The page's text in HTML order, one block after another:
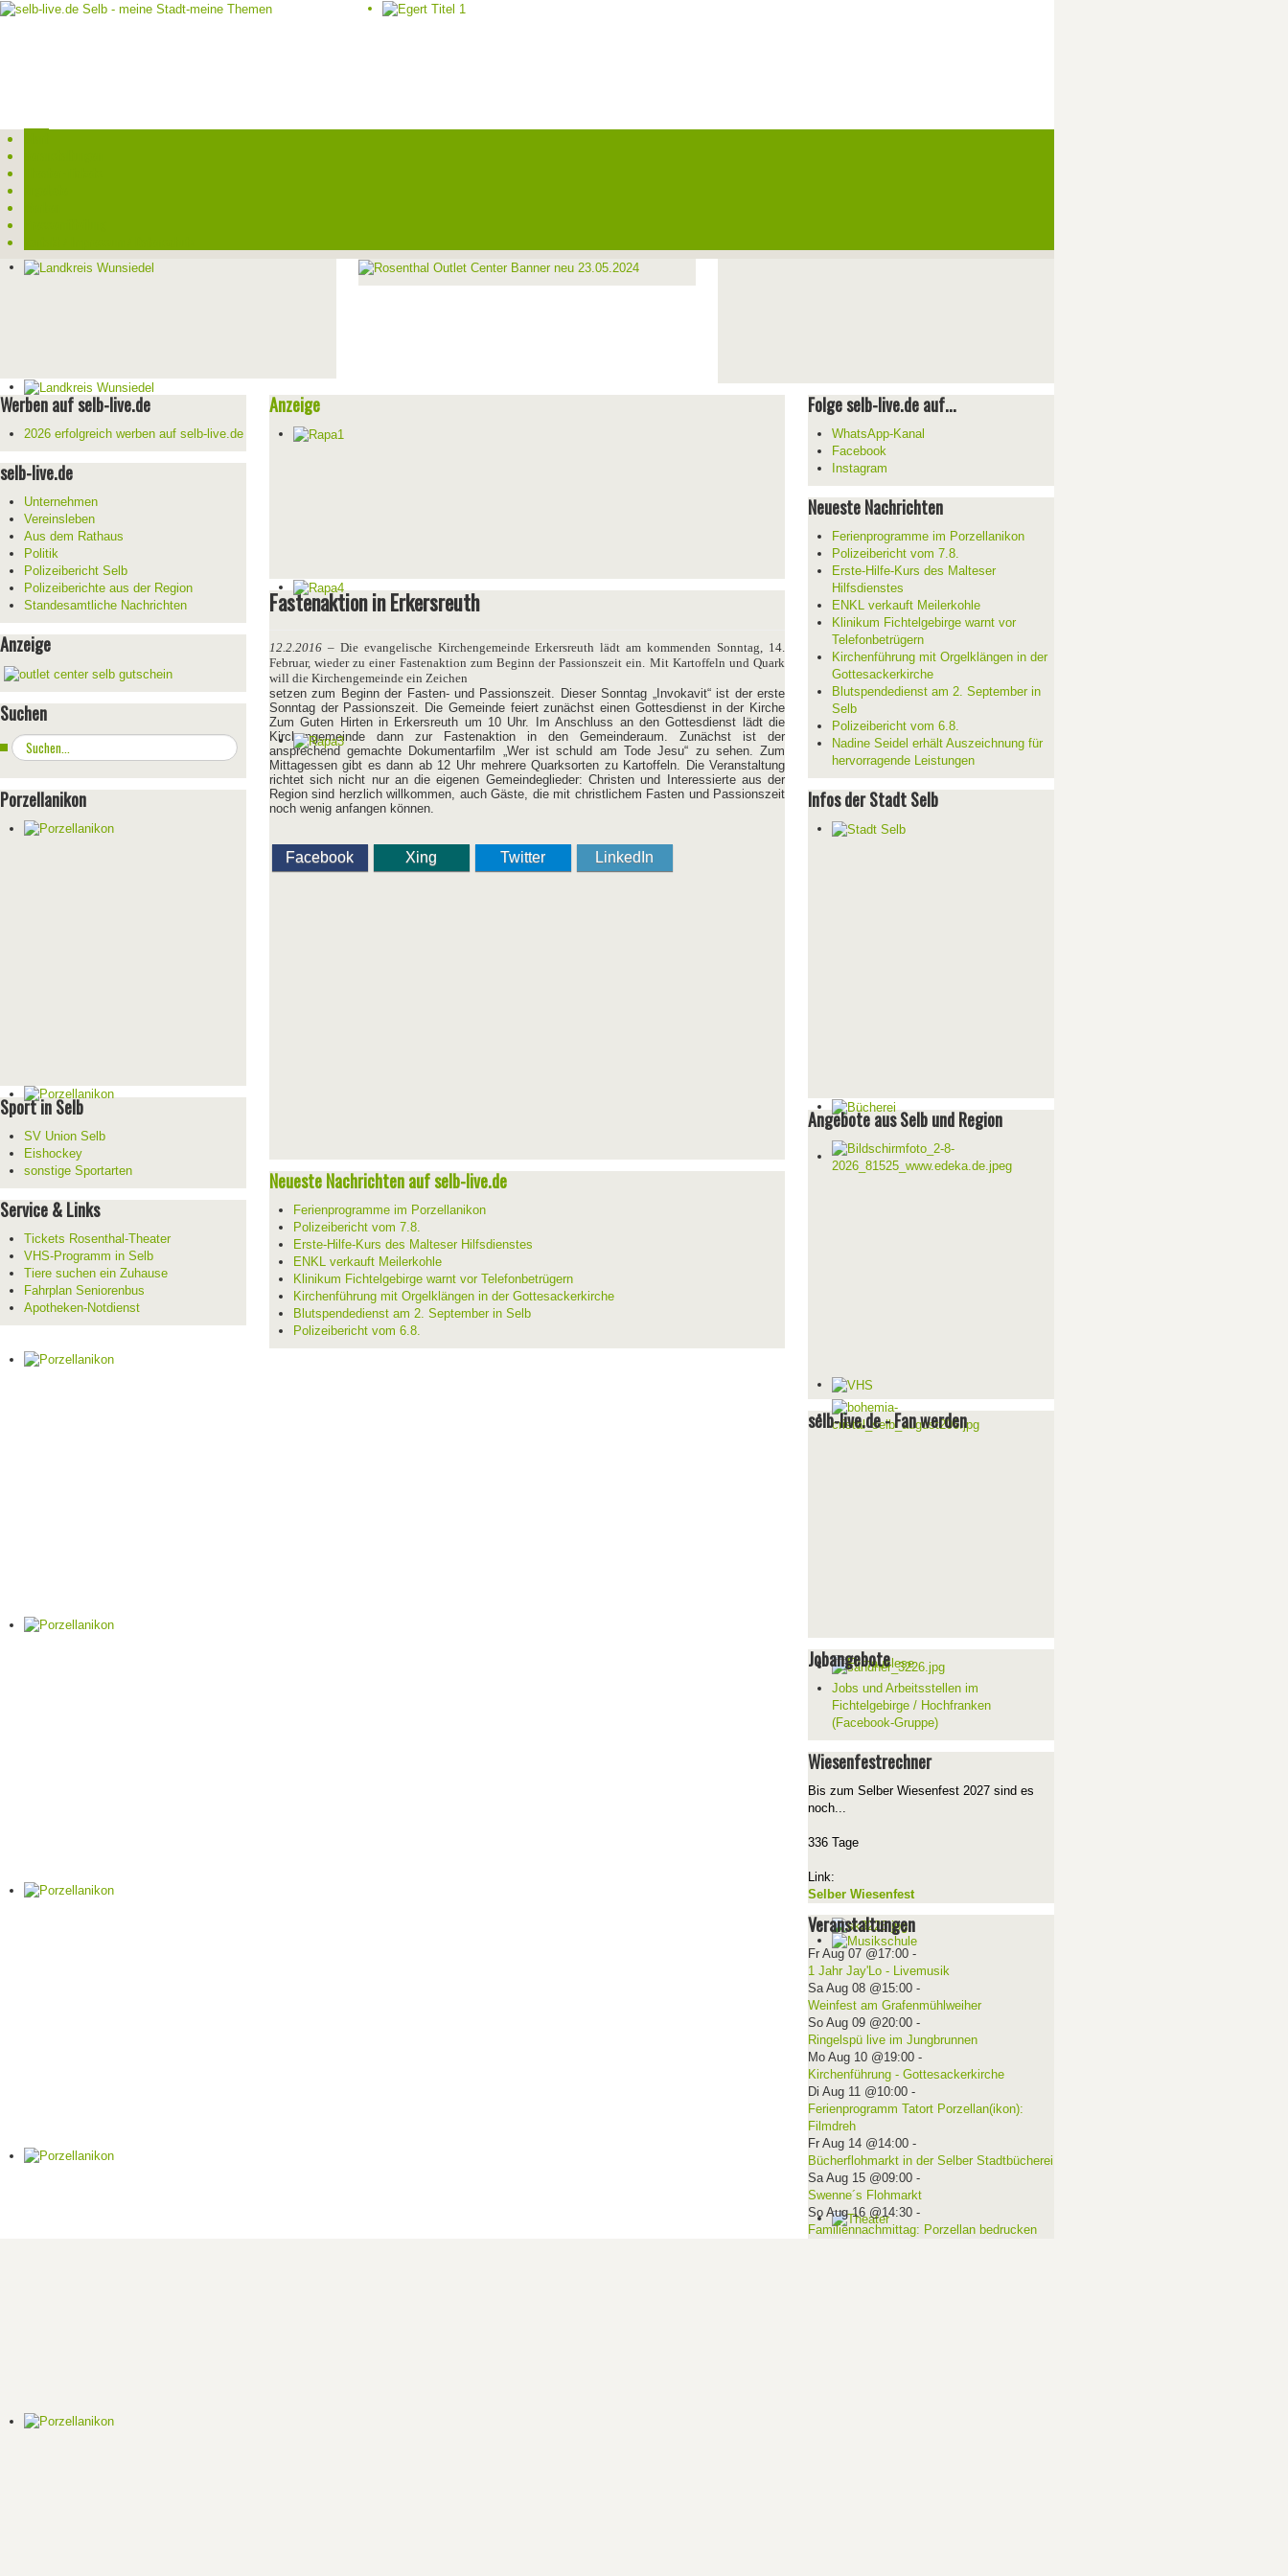
Werben auf selb-live.de
2026 erfolgreich werben auf selb-live.de
selb-live.de
Unternehmen
Vereinsleben
Aus dem Rathaus
Politik
Polizeibericht Selb
Polizeiberichte aus der Region
Standesamtliche Nachrichten
Anzeige
Suchen
Suchen
...
Porzellanikon
Sport in Selb
SV Union Selb
Eishockey
sonstige Sportarten
Service & Links
Tickets Rosenthal-Theater
VHS-Programm in Selb
Tiere suchen ein Zuhause
Fahrplan Seniorenbus
Apotheken-Notdienst
Anzeige
Fastenaktion in Erkersreuth
12.2.2016– Die evangelische Kirchengemeinde Erkersreuth lädt am kommenden Sonntag, 14.
Februar, wieder zu einer Fastenaktion zum Beginn der Passionszeit ein. Mit Kartoffeln und Quark
will die Kirchengemeinde ein Zeichen
setzen zum Beginn der Fasten- und Passionszeit. Dieser Sonntag „Invokavit“ ist der erste
Sonntag der Passionszeit. Die Gemeinde feiert zunächst einen Gottesdienst in der Kirche
Zum Guten Hirten in Erkersreuth um 10 Uhr. Im Anschluss an den Gottesdienst lädt die
Kirchengemeinde dann zur Fastenaktion in den Gemeinderaum. Zunächst ist der
ansprechend gemachte Dokumentarfilm „Wer ist schuld am Tode Jesu“ zu sehen. Zum
Mittagessen gibt es dann ab 12 Uhr mehrere Quarksorten zu Kartoffeln. Die Veranstaltung
richtet sich nicht nur an die eigenen Gemeindeglieder: Christen und Interessierte aus der
Region sind herzlich willkommen, auch Gäste, die mit christlichem Fasten und Passionszeit
noch wenig anfangen können.
Facebook Xing Twitter LinkedIn
Neueste Nachrichten auf selb-live.de
Ferienprogramme im Porzellanikon
Polizeibericht vom 7.8.
Erste-Hilfe-Kurs des Malteser Hilfsdienstes
ENKL verkauft Meilerkohle
Klinikum Fichtelgebirge warnt vor Telefonbetrügern
Kirchenführung mit Orgelklängen in der Gottesackerkirche
Blutspendedienst am 2. September in Selb
Polizeibericht vom 6.8.
Folge selb-live.de auf...
WhatsApp-Kanal
Facebook
Instagram
Neueste Nachrichten
Ferienprogramme im Porzellanikon
Polizeibericht vom 7.8.
Erste-Hilfe-Kurs des Malteser
Hilfsdienstes
ENKL verkauft Meilerkohle
Klinikum Fichtelgebirge warnt vor
Telefonbetrügern
Kirchenführung mit Orgelklängen in der
Gottesackerkirche
Blutspendedienst am 2. September in
Selb
Polizeibericht vom 6.8.
Nadine Seidel erhält Auszeichnung für
hervorragende Leistungen
Infos der Stadt Selb
Angebote aus Selb und Region
selb-live.de - Fan werden
Jobangebote
Jobs und Arbeitsstellen im
Fichtelgebirge / Hochfranken
(Facebook-Gruppe)
Wiesenfestrechner
Bis zum Selber Wiesenfest 2027 sind es
noch...
336 Tage
Link:
Selber Wiesenfest
Veranstaltungen
Fr Aug 07 @17:00-
1 Jahr Jay'Lo - Livemusik
Sa Aug 08 @15:00-
Weinfest am Grafenmühlweiher
So Aug 09 @20:00-
Ringelspü live im Jungbrunnen
Mo Aug 10 @19:00-
Kirchenführung - Gottesackerkirche
Di Aug 11 @10:00-
Ferienprogramm Tatort Porzellan(ikon):
Filmdreh
Fr Aug 14 @14:00-
Bücherflohmarkt in der Selber Stadtbücherei
Sa Aug 15 @09:00-
Swenne´s Flohmarkt
So Aug 16 @14:30-
Familiennachmittag: Porzellan bedrucken